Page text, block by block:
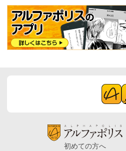
初めての方へ